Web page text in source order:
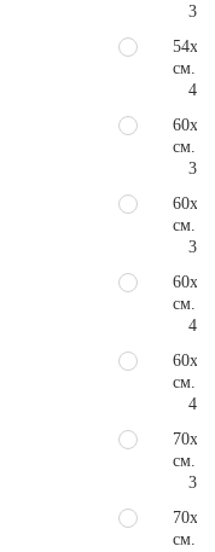
см.
60х80
см.
см.
см.
см.
70х80
см.
см.